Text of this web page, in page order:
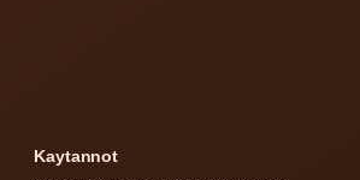
Kaytannot